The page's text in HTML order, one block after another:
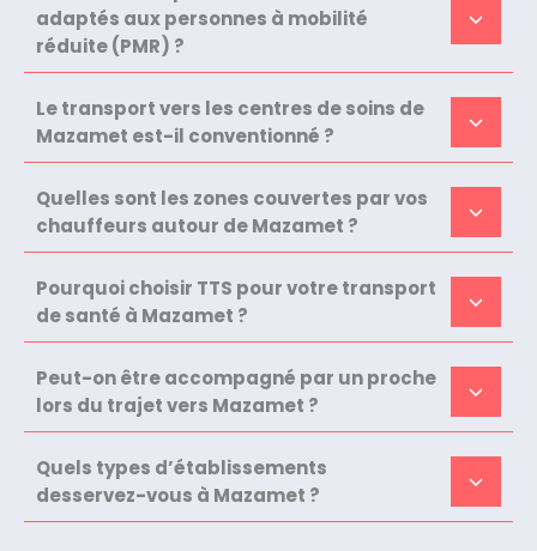
adaptés aux personnes à mobilité
réduite (PMR) ?
Le transport vers les centres de soins de
Mazamet est-il conventionné ?
Quelles sont les zones couvertes par vos
chauffeurs autour de Mazamet ?
Pourquoi choisir TTS pour votre transport
de santé à Mazamet ?
Peut-on être accompagné par un proche
lors du trajet vers Mazamet ?
Quels types d’établissements
desservez-vous à Mazamet ?